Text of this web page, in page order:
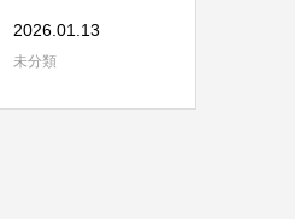
2026.01.13
未分類